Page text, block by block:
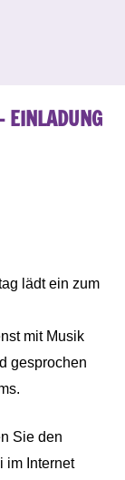
EINLADUNG
lädt ein zum
mit Musik
gesprochen
Sie den
im Internet